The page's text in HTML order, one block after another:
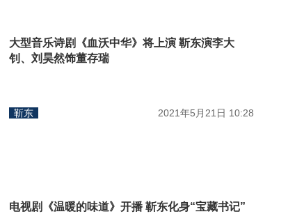
大型音乐诗剧《血沃中华》将上演 靳东演李大
钊、刘昊然饰董存瑞
2021年5月21日 10:28
靳东
电视剧《温暖的味道》开播 靳东化身“宝藏书记”